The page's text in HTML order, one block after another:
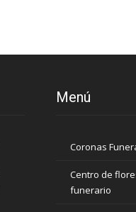
Menú
Coronas
Centro de
funerario